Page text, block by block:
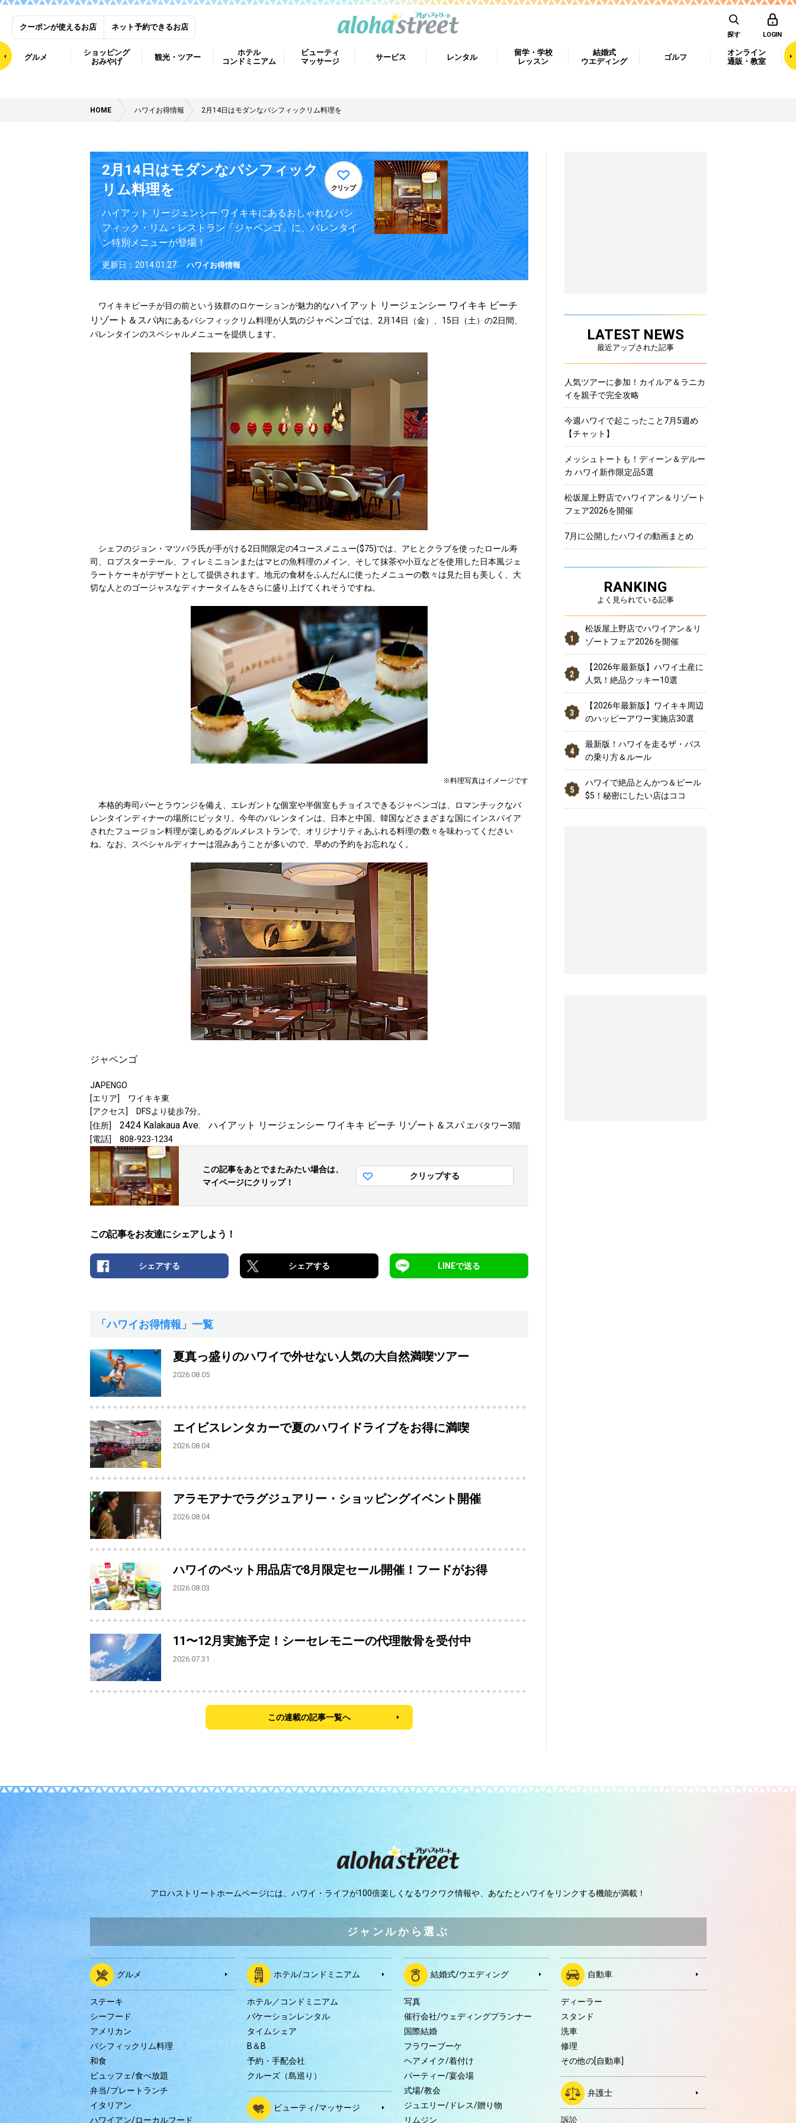
クーポンが使えるお店 ネット予約できるお店
探す LOGIN
グルメ
ショッピング
おみやげ
観光・ツアー
ホテル
コンドミニアム
ビューティ
マッサージ
サービス レンタル
留学・学校
レッスン
結婚式
ウエディング
ゴルフ
オンライン
通販・教室
HOME ハワイお得情報 2月14日はモダンなパシフィックリム料理を
2月14日はモダンなパシフィック
リム料理を
クリップ
ハイアット リージェンシー ワイキキにあるおしゃれなパシ
フィック・リム・レストラン「ジャペンゴ」に、バレンタイ
ン特別メニューが登場！
更新日：2014.01.27 ハワイお得情報
ワイキキビーチが目の前という抜群のロケーションが魅力的なハイアット リージェンシー ワイキキ ビーチ
リゾート＆スパ内にあるパシフィックリム料理が人気のジャペンゴでは、2月14日（金）、15日（土）の2日間、
バレンタインのスペシャルメニューを提供します。
シェフのジョン・マツバラ氏が手がける2日間限定の4コースメニュー($75)では、アヒとクラブを使ったロール寿
司、ロブスターテール、フィレミニョンまたはマヒの魚料理のメイン、そして抹茶や小豆などを使用した日本風ジェ
ラートケーキがデザートとして提供されます。地元の食材をふんだんに使ったメニューの数々は見た目も美しく、大
切な人とのゴージャスなディナータイムをさらに盛り上げてくれそうですね。
※料理写真はイメージです
本格的寿司バーとラウンジを備え、エレガントな個室や半個室もチョイスできるジャペンゴは、ロマンチックなバ
レンタインディナーの場所にピッタリ。今年のバレンタインは、日本と中国、韓国などさまざまな国にインスパイア
されたフュージョン料理が楽しめるグルメレストランで、オリジナリティあふれる料理の数々を味わってください
ね。なお、スペシャルディナーは混みあうことが多いので、早めの予約をお忘れなく。
ジャペンゴ
JAPENGO
[エリア] ワイキキ東
[アクセス] DFSより徒歩7分。
[住所] 2424 Kalakaua Ave. ハイアット リージェンシー ワイキキ ビーチ リゾート＆スパエバタワー3階
[電話] 808-923-1234
この記事をあとでまたみたい場合は、
マイページにクリップ！
クリップする
この記事をお友達にシェアしよう！
シェアする シェアする LINEで送る
「ハワイお得情報」一覧
夏真っ盛りのハワイで外せない人気の大自然満喫ツアー
2026.08.05
エイビスレンタカーで夏のハワイドライブをお得に満喫
2026.08.04
アラモアナでラグジュアリー・ショッピングイベント開催
2026.08.04
ハワイのペット用品店で8月限定セール開催！フードがお得
2026.08.03
11〜12月実施予定！シーセレモニーの代理散骨を受付中
2026.07.31
この連載の記事一覧へ
LATEST NEWS
最近アップされた記事
人気ツアーに参加！カイルア＆ラニカ
イを親子で完全攻略
今週ハワイで起こったこと7月5週め
【チャット】
メッシュトートも！ディーン＆デルー
カ ハワイ新作限定品5選
松坂屋上野店でハワイアン＆リゾート
フェア2026を開催
7月に公開したハワイの動画まとめ
RANKING
よく見られている記事
松坂屋上野店でハワイアン＆リ
ゾートフェア2026を開催
【2026年最新版】ハワイ土産に
人気！絶品クッキー10選
【2026年最新版】ワイキキ周辺
のハッピーアワー実施店30選
最新版！ハワイを走るザ・バス
の乗り方＆ルール
ハワイで絶品とんかつ＆ビール
$5！秘密にしたい店はココ
アロハストリートホームページには、 ハワイ・ライフが100倍楽しくなるワクワク情報や、 あなたとハワイをリンクする機能が満載！
ジャンルから選ぶ
グルメ
ステーキ
シーフード
アメリカン
パシフィックリム料理
和食
ビュッフェ/食べ放題
弁当/プレートランチ
イタリアン
ハワイアン/ローカルフード
ホテル/コンドミニアム
ホテル／コンドミニアム
バケーションレンタル
タイムシェア
B＆B
予約・手配会社
クルーズ（島巡り）
ビューティ/マッサージ
結婚式/ウエディング
写真
催行会社/ウェディングプランナー
国際結婚
フラワーブーケ
ヘアメイク/着付け
パーティー/宴会場
式場/教会
ジュエリー/ドレス/贈り物
リムジン
自動車
ディーラー
スタンド
洗車
修理
その他の[自動車]
弁護士
訴訟